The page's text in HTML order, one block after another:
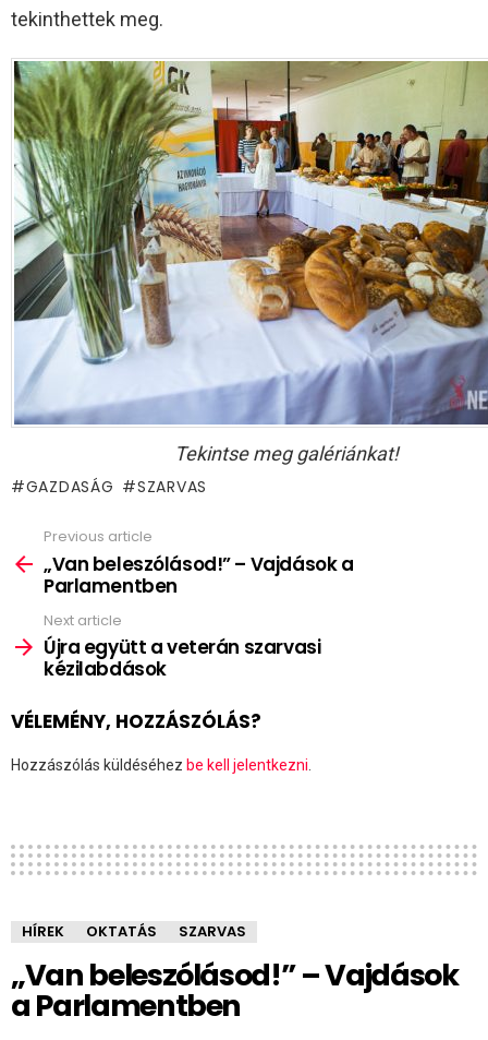
tekinthettek meg.
Tekintse meg galériánkat!
GAZDASÁG SZARVAS
more
Previous article
„Van beleszólásod!” – Vajdások a
Parlamentben
Next article
Újra együtt a veterán szarvasi
kézilabdások
VÉLEMÉNY, HOZZÁSZÓLÁS?
Hozzászólás küldéséhez be kell jelentkezni
HÍREK OKTATÁS SZARVAS
„Van beleszólásod!” – Vajdások
a Parlamentben